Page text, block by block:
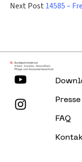
Next Post 14585 –
Presse
FAQ